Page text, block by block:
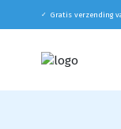
✓ Gratis verzending